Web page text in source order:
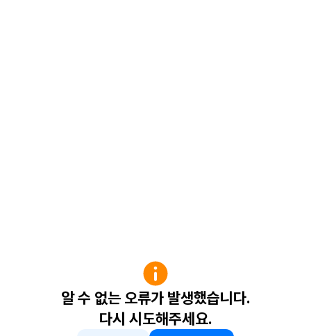
알 수 없는 오류가 발생했습니다.
다시 시도해주세요.